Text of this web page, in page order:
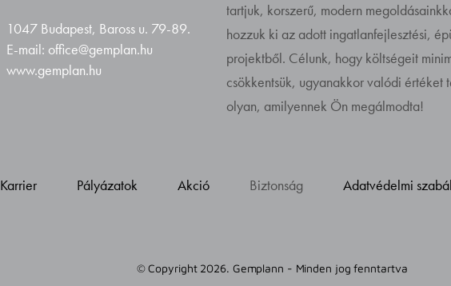
1047 Budapest, Baross u. 79-89.
E-mail: office@gemplan.hu
www.gemplan.hu
tartjuk, korszerű, modern
hozzuk ki az adott ingatlanfejlesztési,
projektből. Célunk, hogy költségeit
csökkentsük, ugyanakkor valódi értéket
olyan, amilyennek Ön megálmodta!
Karrier Pályázatok Akció Biztonság Adatvédelmi
© Copyright 2026. Gemplann - Minden jog fenntartva